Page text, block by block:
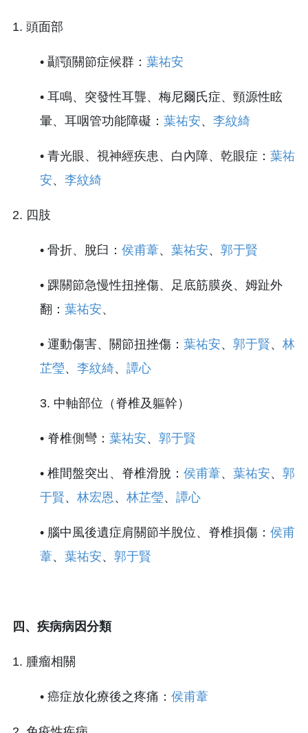
1. 頭面部
• 顳顎關節症候群： 葉祐安
• 耳鳴、突發性耳聾、梅尼爾氏症、頸源性眩
暈、耳咽管功能障礙： 葉祐安、 李紋綺
• 青光眼、視神經疾患、白內障、乾眼症： 葉祐
安、 李紋綺
2. 四肢
• 骨折、脫臼： 侯甫葦、 葉祐安、 郭于賢
• 踝關節急慢性扭挫傷、足底筋膜炎、姆趾外
翻： 葉祐安、
• 運動傷害、關節扭挫傷： 葉祐安、 郭于賢、 林
芷瑩、 李紋綺、 譚心
3. 中軸部位（脊椎及軀幹）
• 脊椎側彎： 葉祐安、 郭于賢
• 椎間盤突出、脊椎滑脫： 侯甫葦、 葉祐安、 郭
于賢、 林宏恩、 林芷瑩、 譚心
• 腦中風後遺症肩關節半脫位、脊椎損傷： 侯甫
葦、 葉祐安、 郭于賢
四、疾病病因分類
1. 腫瘤相關
• 癌症放化療後之疼痛： 侯甫葦